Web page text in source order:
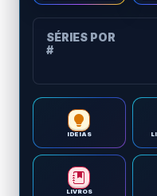
SÉRIES POR
#
IDEIAS
LIVROS